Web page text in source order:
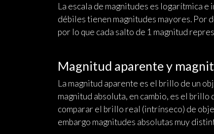
La escala de magnitudes es logarítmica
débiles tienen magnitudes mayores. Por
por lo que cada salto de 1 magnitud
Magnitud aparente y
La magnitud aparente es el brillo de un
magnitud absoluta, en cambio, es el
comparar el brillo real (intrínseco) de
embargo magnitudes absolutas muy